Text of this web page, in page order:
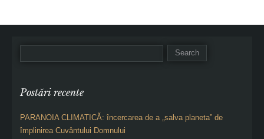
Postări recente
PARANOIA CLIMATICĂ: încercarea de a „salva planeta” de
împlinirea Cuvântului Domnului